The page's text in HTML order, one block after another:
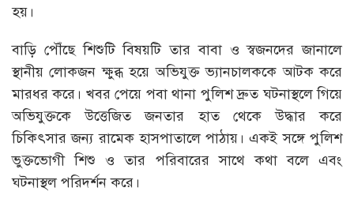
হয়।
বাড়ি পৌঁছে শিশুটি বিষয়টি তার বাবা ও স্বজনদের জানালে
স্থানীয় লোকজন ক্ষুব্ধ হয়ে অভিযুক্ত ভ্যানচালককে আটক করে
মারধর করে। খবর পেয়ে পবা থানা পুলিশ দ্রুত ঘটনাস্থলে গিয়ে
অভিযুক্তকে উত্তেজিত জনতার হাত থেকে উদ্ধার করে
চিকিৎসার জন্য রামেক হাসপাতালে পাঠায়। একই সঙ্গে পুলিশ
ভুক্তভোগী শিশু ও তার পরিবারের সাথে কথা বলে এবং
ঘটনাস্থল পরিদর্শন করে।